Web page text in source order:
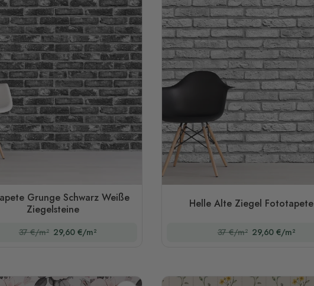
Grunge Schwarz Weiße
Ziegelsteine
37 €/m² 29,60 €/m²
Helle Alte Ziegel Fototapete
37 €/m² 29,60 €/m²